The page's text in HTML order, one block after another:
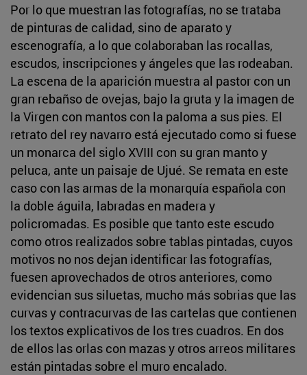
Por lo que muestran las fotografías, no se trataba
de pinturas de calidad, sino de aparato y
escenografía, a lo que colaboraban las rocallas,
escudos, inscripciones y ángeles que las rodeaban.
La escena de la aparición muestra al pastor con un
gran rebañso de ovejas, bajo la gruta y la imagen de
la Virgen con mantos con la paloma a sus pies. El
retrato del rey navarro está ejecutado como si fuese
un monarca del siglo XVIII con su gran manto y
peluca, ante un paisaje de Ujué. Se remata en este
caso con las armas de la monarquía española con
la doble águila, labradas en madera y
policromadas. Es posible que tanto este escudo
como otros realizados sobre tablas pintadas, cuyos
motivos no nos dejan identificar las fotografías,
fuesen aprovechados de otros anteriores, como
evidencian sus siluetas, mucho más sobrias que las
curvas y contracurvas de las cartelas que contienen
los textos explicativos de los tres cuadros. En dos
de ellos las orlas con mazas y otros arreos militares
están pintadas sobre el muro encalado.